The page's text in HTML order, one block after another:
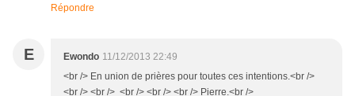
Répondre
E Ewondo 11/12/2013 22:49
<br /> En union de prières pour toutes ces intentions.<br />
<br /> <br /> <br /> <br /> <br /> Pierre.<br />